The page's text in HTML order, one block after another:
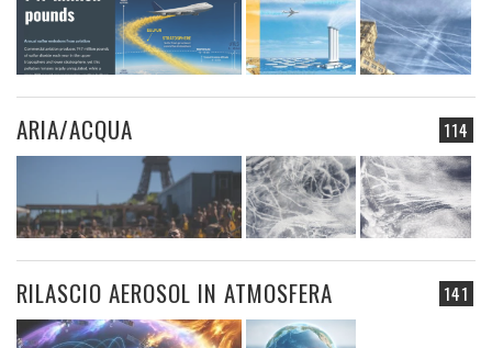
114
ARIA/ACQUA
141
RILASCIO AEROSOL IN ATMOSFERA